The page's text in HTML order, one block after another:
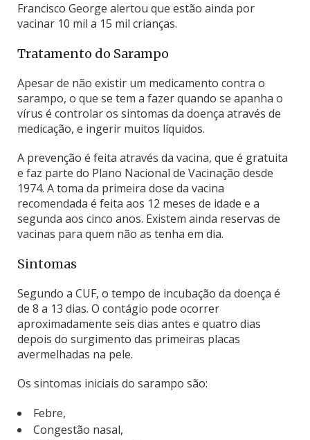
Francisco George alertou que estão ainda por
vacinar 10 mil a 15 mil crianças.
Tratamento do Sarampo
Apesar de não existir um medicamento contra o
sarampo, o que se tem a fazer quando se apanha o
vírus é controlar os sintomas da doença através de
medicação, e ingerir muitos líquidos.
A prevenção é feita através da vacina, que é gratuita
e faz parte do Plano Nacional de Vacinação desde
1974. A toma da primeira dose da vacina
recomendada é feita aos 12 meses de idade e a
segunda aos cinco anos. Existem ainda reservas de
vacinas para quem não as tenha em dia.
Sintomas
Segundo a CUF, o tempo de incubação da doença é
de 8 a 13 dias. O contágio pode ocorrer
aproximadamente seis dias antes e quatro dias
depois do surgimento das primeiras placas
avermelhadas na pele.
Os sintomas iniciais do sarampo são:
Febre,
Congestão nasal,